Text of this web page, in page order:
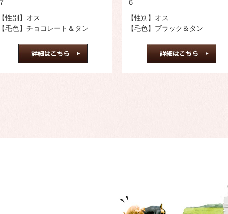
７
【性別】オス
【毛色】チョコレート＆タン
６
【性別】オス
【毛色】ブラック＆タン